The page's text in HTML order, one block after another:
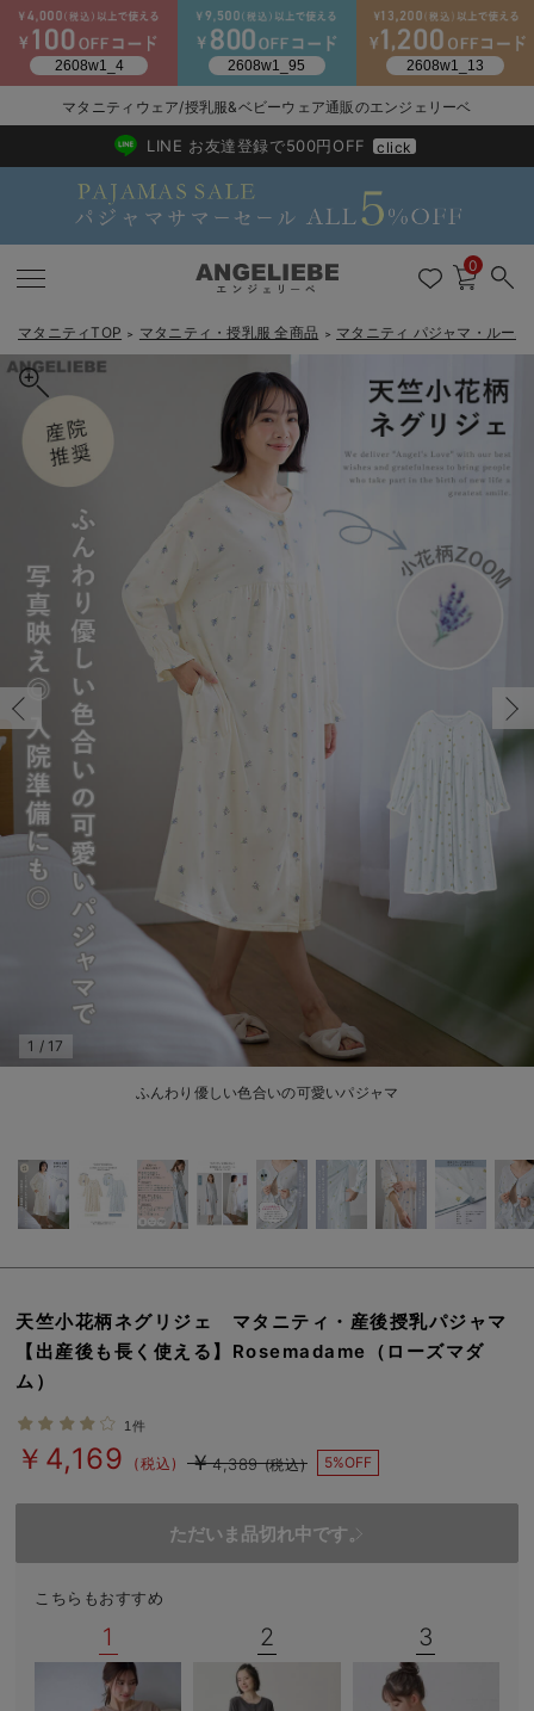
戻る
マタニティウェア全て
マタニティ パンツ
マタニティ スカート
マタニティ トップス
マタニティ アウター（コート）・ママコート
戻る
マタニティ 下着・インナー全て
マタニティ ショーツ
妊婦帯・腹帯・産前ガードル
マタニティ 授乳 キャミソール
産褥ショーツ
骨盤・マタニティベルト （妊娠中・産後）
産後 ガードル インナー
マタニティ 腹巻き
戻る
授乳服全て
授乳トップス
戻る
マタニティ フォーマル全て
マタニティ オフィス 通勤服
マタニティ ドレス（結婚式・お呼ばれ）
マタニティ フォーマル パンツ・ボトムス
戻る
授乳用品全て
授乳 ケープ
戻る
マタニティレッグウェア全て
マタニティレギンス
戻る
マタニティ ボディケア全て
戻る
アウトレット全て
【アウトレット】トップス・授乳トップス
【アウトレット】ボトムス
【アウトレット】パジャマ
【アウトレット】インナー
【アウトレット】ベビー
戻る
特集全て
透け防止
見えてもカワイイ
コットン素材
冷房対策
接触冷感素材
Tシャツブラ
ブラトップ
親子セット
快適機能ウェア特集 トップス
快適機能ウェア特集 ボトムス
快適機能ウェア特集 パジャマ
erbaviva（エルバビーバ）
ハレの日に着るANGELIEBEのセレモニー
買って正解！高評価レビューアイテム
親子コーデ｜ママとベビーにおすすめ！
便利な育児家電
Gift Selection 出産祝い
ロンパースはいつからいつまで使う？選ぶポイントも解説！
入院準備の持ち物チェック
戻る
再入荷全て
再入荷｜アウター
戻る
送料無料アイテム全て
ワンピース
トップス
スカート
インナー
雑貨
ベビー
戻る
ブラキャミ おまとめ
MAX55%OFF ブラック
戻る
【37周年祭セール】
【37周年祭セール】
【37周年祭セール】
戻る
気温差別オススメア
【15℃】3月下旬～
【〜10℃】3月中旬
戻る
動きやすく着回しで
涼しくて可愛い「ワ
戻る
強撚スムース(コス
戻る
マタニティウェア
【おまとめ割】パジ
戻る
こだわりの履き心地
カジュアル
デニム
レギンス
オフィス
戻る
ジャケット派
きれいめトップス派
きれいめスカート派
きれいめ美脚パンツ派
王道シンプル派
セットアップ派
戻る
出産準備応援割全て
マタニティパジャマ
マタニティインナー
戻る
【オフィスカジュア
【オフィスカジュア
戻る
レギンスタイプ
パンツタイプ
戻る
【フォーマル】ワン
【フォーマル】ボト
【フォーマル】トッ
戻る
【ベビー】長袖
【ベビー】半袖
【ベビー】グッズ
戻る
2WAYオール
コンビ肌着
戻る
快適ウェア10%OFF
快適ウェア10%OFF
戻る
春のマタニティワン
セットアップ・ レイ
Aライン ・フレアワ
Iライン ・タイトシ
ジャンパースカート/
カジュアル
フォーマル / オケー
あったかアイテム｜
戻る
Gift Selection 出産
〜3,000円（税込）
〜5,000円（税込）
〜10,000円（税込）
10,001円（税込）〜
女の子におススメの
男の子におススメの
定番ギフト
もらって嬉しいギフト
かわいくておもしろ
お部屋映えアイテム
戻る
冬の冷え対策インナ
薄くてあったか
綿混素材
腹巻・ひざ上パンツ
保温&リカバリー
カップ付きインナー
あったか度◎
裏起毛素材
戻る
入院準備の持ち物チ
入院してすぐ使うグ
赤ちゃんへ使うもの
産後に使うグッズ
戻る
冬のあったか特集全て
【冬のあったか特集
【冬のあったか特集
【冬のあったか特集
【冬のあったか特集
マタニティウェア/授乳服&ベビーウェア通販のエンジェリーベ
2026/NewArrival
送料495円(一部地域を除く) 7,700円以上で送料無料
LINE お友達登録で500円OFF click
0
マタニティTOP ＞ マタニティ・授乳服 全商品 ＞ マタニティ パジャマ・ルーム
ふんわり優しい色合いの可愛いパジャマ
1 / 17
天竺小花柄ネグリジェ マタニティ・産後授乳パジャマ
【出産後も長く使える】Rosemadame（ローズマダ
ム）
1件
￥4,389 (税込)
￥4,169 (税込) 5%OFF
ただいま品切れ中です。
こちらもおすすめ
1 2 3